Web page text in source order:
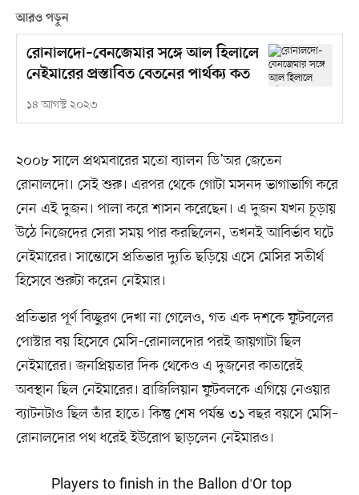
আরও পড়ুন
রোনালদো–বেনজেমার সঙ্গে আল হিলালে
নেইমারের প্রস্তাবিত বেতনের পার্থক্য কত
১৪ আগস্ট ২০২৩
২০০৮ সালে প্রথমবারের মতো ব্যালন ডি’অর জেতেন
রোনালদো। সেই শুরু। এরপর থেকে গোটা মসনদ ভাগাভাগি করে
নেন এই দুজন। পালা করে শাসন করেছেন। এ দুজন যখন চূড়ায়
উঠে নিজেদের সেরা সময় পার করছিলেন, তখনই আবির্ভাব ঘটে
নেইমারের। সান্তোসে প্রতিভার দ্যুতি ছড়িয়ে এসে মেসির সতীর্থ
হিসেবে শুরুটা করেন নেইমার।
প্রতিভার পূর্ণ বিচ্ছুরণ দেখা না গেলেও, গত এক দশকে ফুটবলের
পোস্টার বয় হিসেবে মেসি–রোনালদোর পরই জায়গাটা ছিল
নেইমারের। জনপ্রিয়তার দিক থেকেও এ দুজনের কাতারেই
অবস্থান ছিল নেইমারের। ব্রাজিলিয়ান ফুটবলকে এগিয়ে নেওয়ার
ব্যাটনটাও ছিল তাঁর হাতে। কিন্তু শেষ পর্যন্ত ৩১ বছর বয়সে মেসি–
রোনালদোর পথ ধরেই ইউরোপ ছাড়লেন নেইমারও।
Players to finish in the Ballon d'Or top